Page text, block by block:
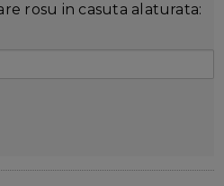
rosu in casuta alaturata: